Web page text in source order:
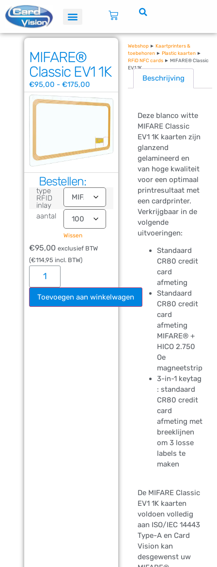
MIFARE®
Classic EV1 1K
€95,00 - €175,00
Bestellen:
type
RFID
inlay
aantal
Wissen
€95,00 exclusief BTW
(€114,95 incl. BTW)
Toevoegen aan winkelwagen
Webshop ► Kaartprinters &
toebehoren ► Plastic kaarten ►
RFiD NFC cards ► MIFARE® Classic
EV1 1K
Beschrijving
Deze blanco witte
MIFARE Classic
EV1 1K kaarten zijn
glanzend
gelamineerd en
van hoge kwaliteit
voor een optimaal
printresultaat met
een cardprinter.
Verkrijgbaar in de
volgende
uitvoeringen:
Standaard
CR80 credit
card
afmeting
Standaard
CR80 credit
card
afmeting
MIFARE® +
HICO 2.750
Oe
magneetstrip
3-in-1 keytag
: standaard
CR80 credit
card
afmeting met
breeklijnen
om 3 losse
labels te
maken
De MIFARE Classic
EV1 1K kaarten
voldoen volledig
aan ISO/IEC 14443
Type-A en Card
Vision kan
desgewenst uw